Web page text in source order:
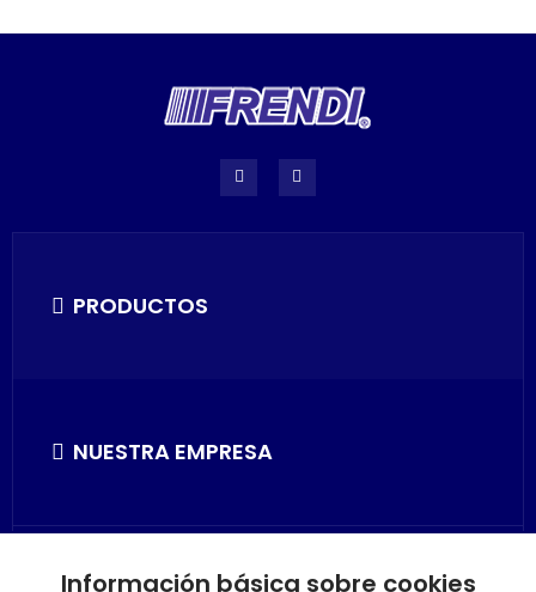
PRODUCTOS
NUESTRA EMPRESA
Información básica sobre cookies